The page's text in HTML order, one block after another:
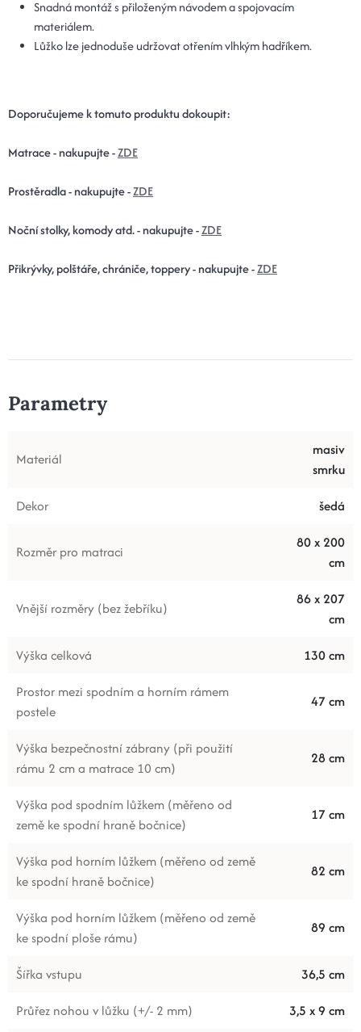
Snadná montáž s přiloženým návodem a spojovacím
materiálem.
Lůžko lze jednoduše udržovat otřením vlhkým hadříkem.
Doporučujeme k tomuto produktu dokoupit:
Matrace - nakupujte -ZDE
Prostěradla - nakupujte -ZDE
Noční stolky, komody atd. - nakupujte -ZDE
Přikrývky, polštáře, chrániče, toppery - nakupujte -ZDE
Parametry
Materiál
masiv
smrku
Dekor
šedá
Rozměr pro matraci
80 x 200
cm
Vnější rozměry (bez žebříku)
86 x 207
cm
Výška celková
130 cm
Prostor mezi spodním a horním rámem
postele
47 cm
Výška bezpečnostní zábrany (při použití
rámu 2 cm a matrace 10 cm)
28 cm
Výška pod spodním lůžkem (měřeno od
země ke spodní hraně bočnice)
17 cm
Výška pod horním lůžkem (měřeno od země
ke spodní hraně bočnice)
82 cm
Výška pod horním lůžkem (měřeno od země
ke spodní ploše rámu)
89 cm
Šířka vstupu
36,5 cm
Průřez nohou v lůžku (+/- 2 mm)
3,5 x 9 cm